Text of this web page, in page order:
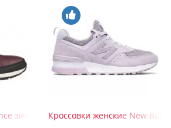
зимние 754 мужские бордовые
Кроссовки женские New